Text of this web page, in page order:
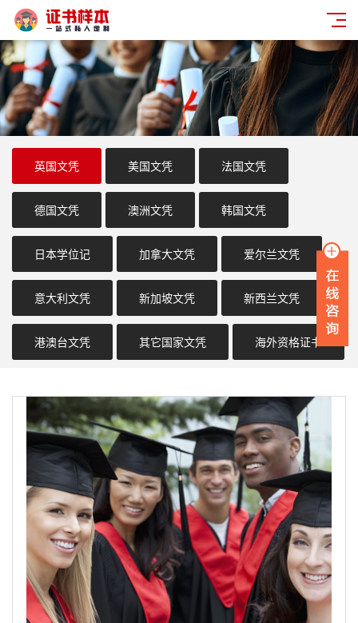
英国文凭 美国文凭 法国文凭
德国文凭 澳洲文凭 韩国文凭
日本学位记 加拿大文凭 爱尔兰文凭
意大利文凭 新加坡文凭 新西兰文凭
港澳台文凭 其它国家文凭 海外资格证书